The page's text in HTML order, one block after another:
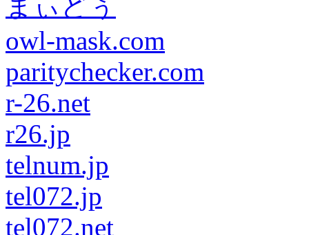
owl-mask.com
paritychecker.com
r-26.net
r26.jp
telnum.jp
tel072.jp
tel072.net